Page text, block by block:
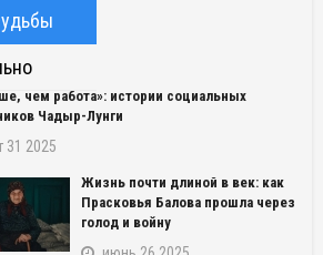
чем работа»: истории социальных
Чадыр-Лунги
31 2025
Жизнь почти длиной в век: как
Прасковья Балова прошла через
голод и войну